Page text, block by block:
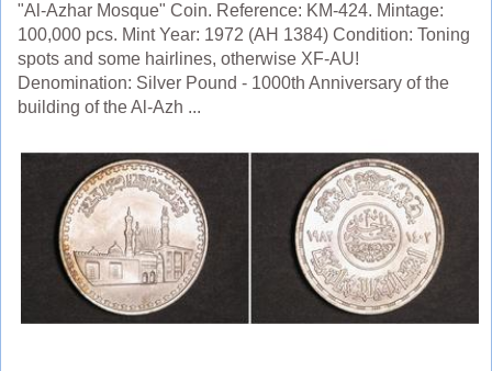
"Al-Azhar Mosque" Coin. Reference: KM-424. Mintage:
100,000 pcs. Mint Year: 1972 (AH 1384) Condition: Toning
spots and some hairlines, otherwise XF-AU!
Denomination: Silver Pound - 1000th Anniversary of the
building of the Al-Azh ...